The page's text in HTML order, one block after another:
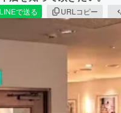
LINEで送る URLコピー